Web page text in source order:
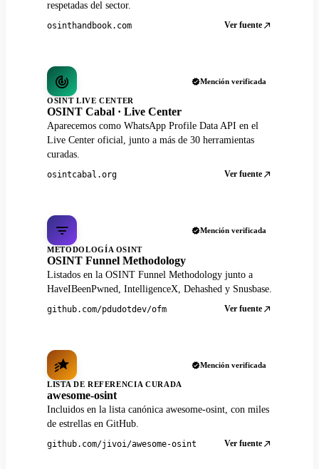
respetadas del sector.
osinthandbook.com Ver fuente
Mención verificada
OSINT LIVE CENTER
OSINT Cabal · Live Center
Aparecemos como WhatsApp Profile Data API en el
Live Center oficial, junto a más de 30 herramientas
curadas.
osintcabal.org Ver fuente
Mención verificada
METODOLOGÍA OSINT
OSINT Funnel Methodology
Listados en la OSINT Funnel Methodology junto a
HaveIBeenPwned, IntelligenceX, Dehashed y Snusbase.
github.com/pdudotdev/ofm Ver fuente
Mención verificada
LISTA DE REFERENCIA CURADA
awesome-osint
Incluidos en la lista canónica awesome-osint, con miles
de estrellas en GitHub.
github.com/jivoi/awesome-osint Ver fuente